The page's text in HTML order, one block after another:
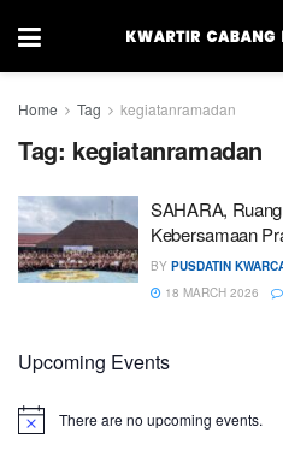
Home Tag kegiatanramadan
Tag: kegiatanramadan
SAHARA,
Kebersamaan
BY PUSDATIN
18 MARCH 2026
Upcoming Events
There are no upcoming events.